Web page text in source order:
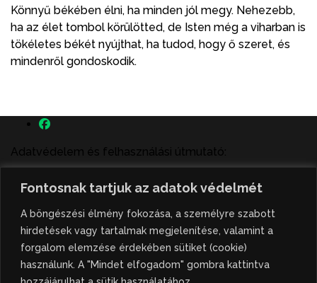
Fontosnak tartjuk az adatok védelmét
A böngészési élmény fokozása, a személyre szabott
hirdetések vagy tartalmak megjelenítése, valamint a
forgalom elemzése érdekében sütiket (cookie)
használunk. A "Mindet elfogadom" gombra kattintva
Könnyű békében élni, ha minden jól megy. Nehezebb,
ha az élet tombol körülötted, de Isten még a viharban is
tökéletes békét nyújthat, ha tudod, hogy ő szeret, és
mindenről gondoskodik.
Adatvédelem és felhasználási útmutató:
A szenttamás.rs magyar nyelvű internetes hírportálon
megjelenő szerzői írások, a híranyag és minden egyéb
tartalom a portált működtető Gion Nándor Kulturális
Központ szellemi tulajdonát képezik, amely szellemi
tulajdont a nemzetközi és szerbiai törvények védik. A
jogosulatlan felhasználás büntető- és polgári jogi